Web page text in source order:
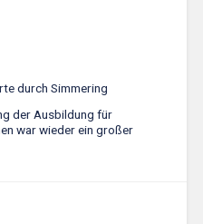
durch Simmering
der Ausbildung für
war wieder ein großer